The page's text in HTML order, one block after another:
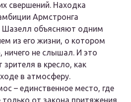
свершений. Находка
Армстронга
Шазелл объясняют одним
из его жизни, о котором
ничего не слышал. И это
в кресло, как
в атмосферу.
– единственное место, где